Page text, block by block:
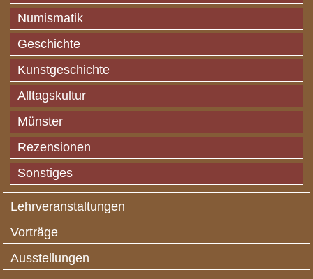
Numismatik
Geschichte
Kunstgeschichte
Alltagskultur
Münster
Rezensionen
Sonstiges
Lehrveranstaltungen
Vorträge
Ausstellungen